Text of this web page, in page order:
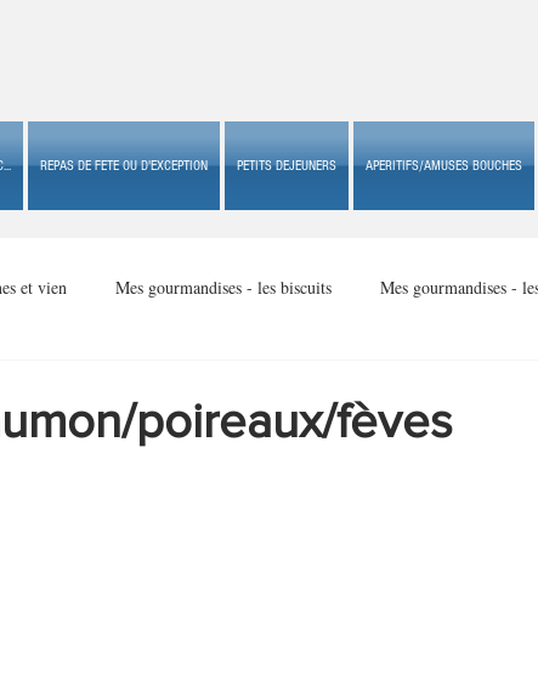
REPAS DE FETE OU D'EXCEPTION PETITS DEJEUNERS APERITIFS/AMUSES BOUCHES
et vien Mes gourmandises - les biscuits Mes gourmandises -
poireaux/fèves